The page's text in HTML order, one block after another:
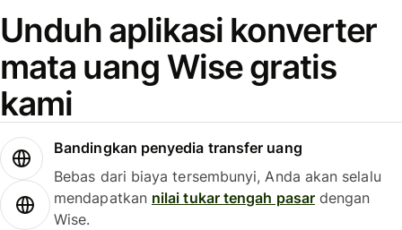
Unduh aplikasi konverter
mata uang Wise gratis
kami
Bandingkan penyedia transfer uang
Bebas dari biaya tersembunyi, Anda akan selalu
mendapatkan nilai tukar tengah pasardengan
Wise.